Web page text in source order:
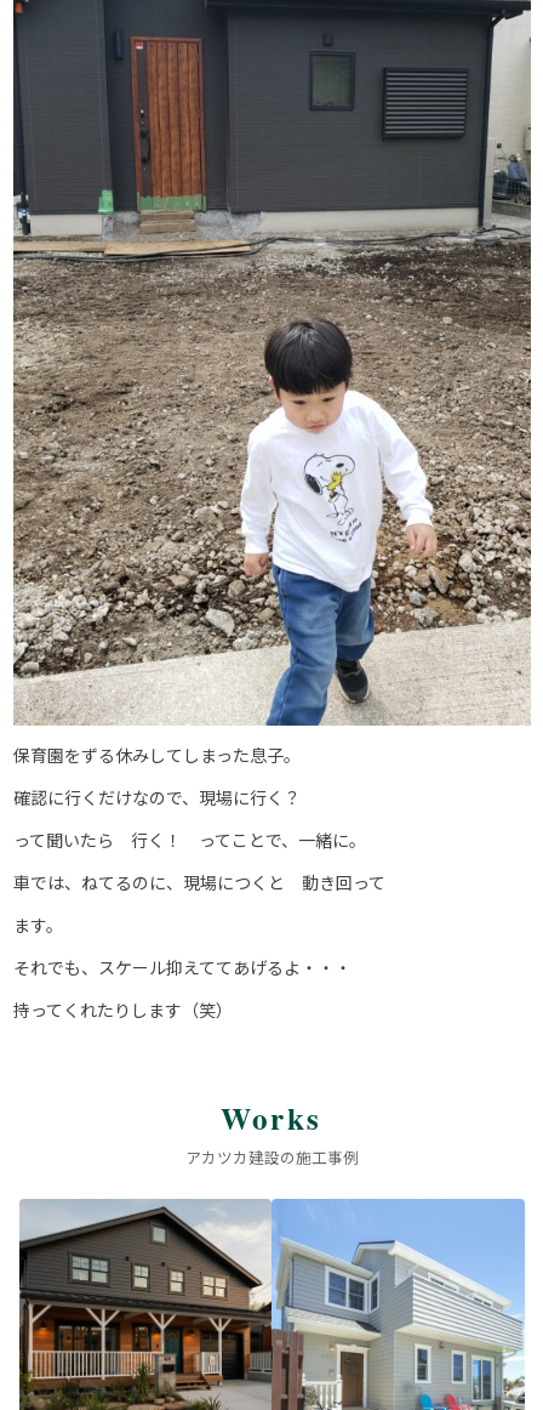
保育園をずる休みしてしまった息子。
確認に行くだけなので、現場に行く？
って聞いたら 行く！ ってことで、一緒に。
車では、ねてるのに、現場につくと 動き回って
ます。
それでも、スケール抑えててあげるよ・・・
持ってくれたりします（笑）
Works
アカツカ建設の施工事例